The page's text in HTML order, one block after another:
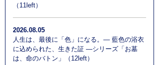
（11left）
2026.08.05
人生は、最後に「色」になる。― 藍色の浴衣
に込められた、生きた証 ―シリーズ「お墓
は、命のバトン」（12left）